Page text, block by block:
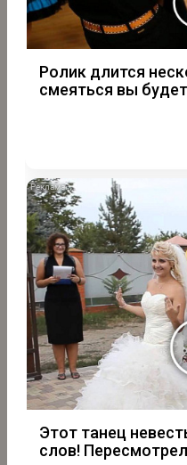
Ролик длится
смеяться вы
Этот танец
слов!